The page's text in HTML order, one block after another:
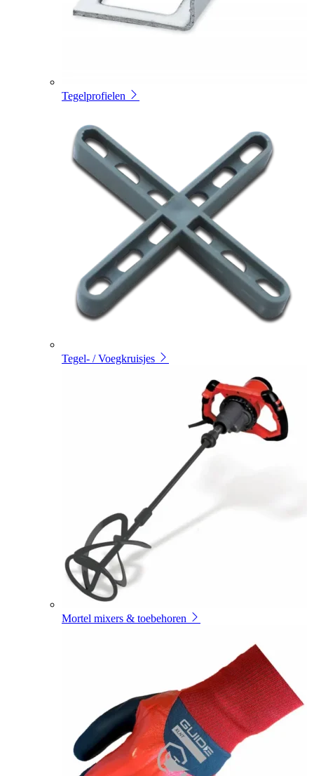
Tegelprofielen
Tegel- / Voegkruisjes
Mortel mixers & toebehoren